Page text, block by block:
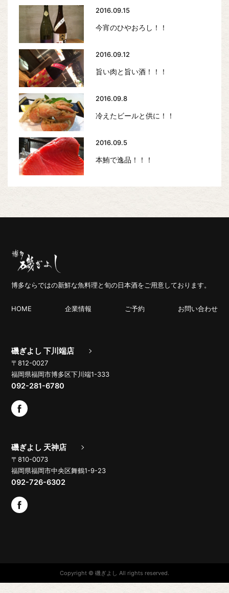
2016.09.15
今宵のひやおろし！！
2016.09.12
旨い肉と旨い酒！！！
2016.09.8
冷えたビールと供に！！
2016.09.5
本鮪で逸品！！！
博多ならではの新鮮な魚料理と旬の日本酒をご用意しております。
HOME 企業情報 ご予約 お問い合わせ
磯ぎよし 下川端店
〒812-0027
福岡県福岡市博多区下川端1-333
092-281-6780
磯ぎよし 天神店
〒810-0073
福岡県福岡市中央区舞鶴1-9-23
092-726-6302
Copyright © 磯ぎよし All rights reserved.